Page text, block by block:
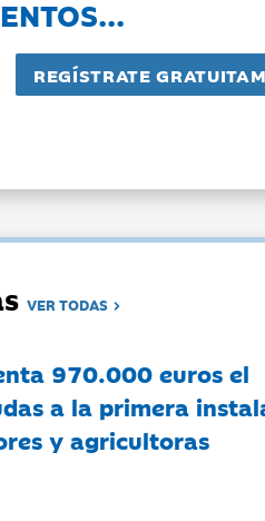
VER TODAS
970.000 euros el
a la primera
y agricultoras